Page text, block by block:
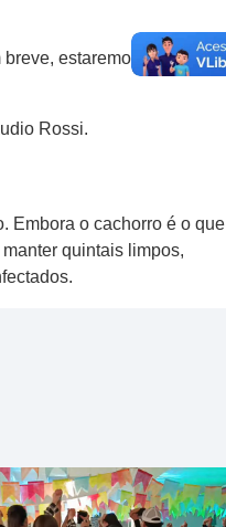
estaremos no
Rossi.
Embora o cachorro é o que
quintais limpos,